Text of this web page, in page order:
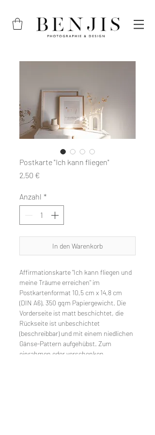
Postkarte "Ich kann fliegen"
2,50 €
Anzahl *
In den Warenkorb
Affirmationskarte "Ich kann fliegen und
meine Träume erreichen" im
Postkartenformat 10,5 cm x 14,8 cm
(DIN A6). 350 gqm Papiergewicht. Die
Vorderseite ist matt beschichtet, die
Rückseite ist unbeschichtet
(beschreibbar) und mit einem niedlichen
Gänse-Pattern aufgehübst. Zum
einrahmen oder verschenken.